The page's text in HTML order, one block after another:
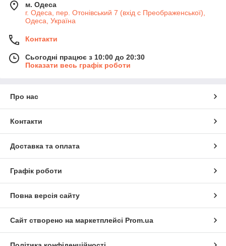
м. Одеса
г. Одеса, пер. Отонівський 7 (вхід с Преображенської),
Одеса, Україна
Контакти
Сьогодні працює з 10:00 до 20:30
Показати весь графік роботи
Про нас
Контакти
Доставка та оплата
Графік роботи
Повна версія сайту
Сайт створено на маркетплейсі Prom.ua